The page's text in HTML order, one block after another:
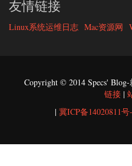
友情链接
Linux系统运维日志 Mac资源网
Copyright © 2014 Specs'
链接|
| 冀ICP备14020811号